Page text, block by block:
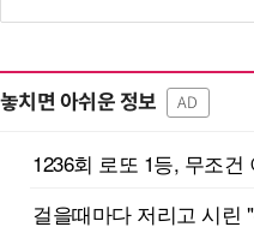
놓치면 아쉬운 정보 AD